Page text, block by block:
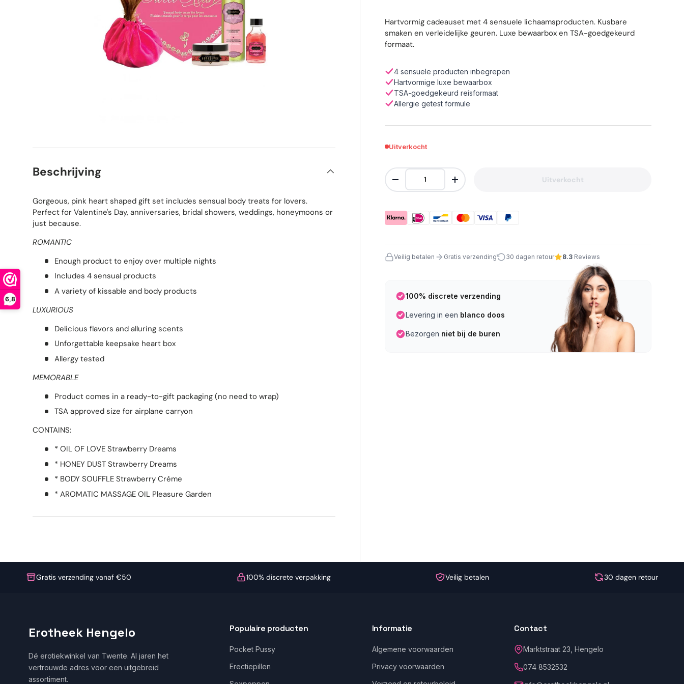
6,8
Hartvormig cadeauset met 4 sensuele lichaamsproducten. Kusbare
smaken en verleidelijke geuren. Luxe bewaarbox en TSA-goedgekeurd
formaat.
4 sensuele producten inbegrepen
Hartvormige luxe bewaarbox
TSA-goedgekeurd reisformaat
Allergie getest formule
Uitverkocht
Aantal
Verlaag de hoeveelheidVerhoog de hoeveelheid Uitverkocht
Veilig betalen Gratis verzending 30 dagen retour 8.3 Reviews
100% discrete verzending
Levering in een blanco doos
Bezorgen niet bij de buren
Beschrijving
Gorgeous, pink heart shaped gift set includes sensual body treats for lovers.
Perfect for Valentine's Day, anniversaries, bridal showers, weddings, honeymoons or
just because.
ROMANTIC
Enough product to enjoy over multiple nights
Includes 4 sensual products
A variety of kissable and body products
LUXURIOUS
Delicious flavors and alluring scents
Unforgettable keepsake heart box
Allergy tested
MEMORABLE
Product comes in a ready-to-gift packaging (no need to wrap)
TSA approved size for airplane carryon
CONTAINS:
* OIL OF LOVE Strawberry Dreams
* HONEY DUST Strawberry Dreams
* BODY SOUFFLE Strawberry Créme
* AROMATIC MASSAGE OIL Pleasure Garden
Gratis verzending vanaf €50 100% discrete verpakking Veilig betalen 30 dagen retour
Erotheek Hengelo
Dé erotiekwinkel van Twente. Al jaren het
vertrouwde adres voor een uitgebreid
assortiment.
Populaire producten
Pocket Pussy
Erectiepillen
Informatie
Algemene voorwaarden
Privacy voorwaarden
Contact
Marktstraat 23, Hengelo
074 8532532